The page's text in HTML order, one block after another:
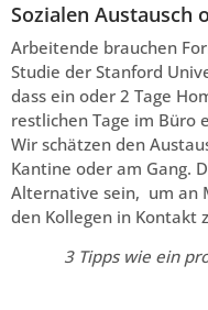
Sozialen Austausch
Arbeitende brauchen
Studie der Stanford
dass ein oder 2 Tage
restlichen Tage im Büro
Wir schätzen den
Kantine oder am Gang.
Alternative sein, um an
den Kollegen in Kontakt
3 Tipps wie ein